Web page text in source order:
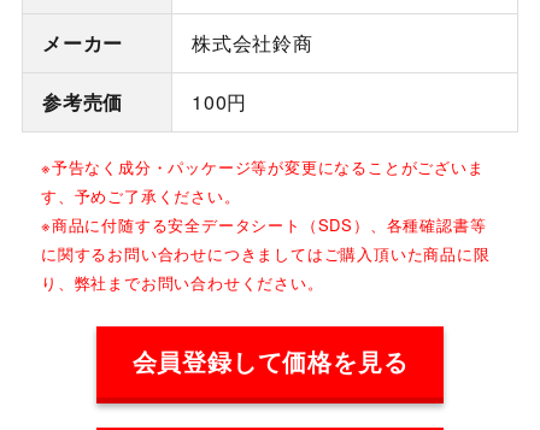
メーカー 株式会社鈴商
参考売価 100円
※予告なく成分・パッケージ等が変更になることがございま
す、予めご了承ください。
※商品に付随する安全データシート（SDS）、各種確認書等
に関するお問い合わせにつきましてはご購入頂いた商品に限
り、弊社までお問い合わせください。
会員登録して価格を見る